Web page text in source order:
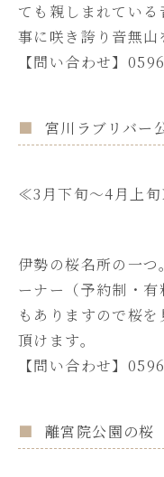
ても親しまれてい
事に咲き誇り音無山
【問い合わせ】
宮川ラブリバー
≪3月下旬～4月上
伊勢の桜名所の一
ーナー（予約制・
もありますので桜
頂けます。
【問い合わせ】
離宮院公園の桜